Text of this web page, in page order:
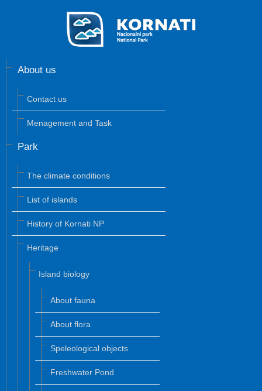
About us
Contact us
Menagement and Task
Park
The climate conditions
List of islands
History of Kornati NP
Heritage
Island biology
About fauna
About flora
Speleological objects
Freshwater Pond